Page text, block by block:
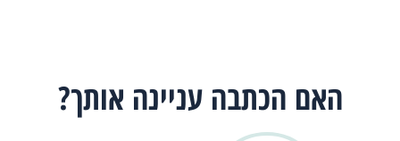
האם הכתבה עניינה אותך?